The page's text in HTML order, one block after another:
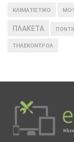
ΚΛΙΜΑΤΙΣΤΙΚΟ
ΠΛΑΚΕΤΑ
ΤΗΛΕΚΟΝΤΡΟΛ